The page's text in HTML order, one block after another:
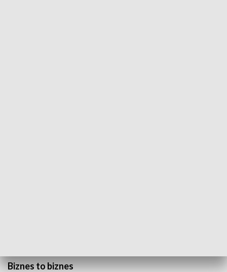
Biznes to biznes